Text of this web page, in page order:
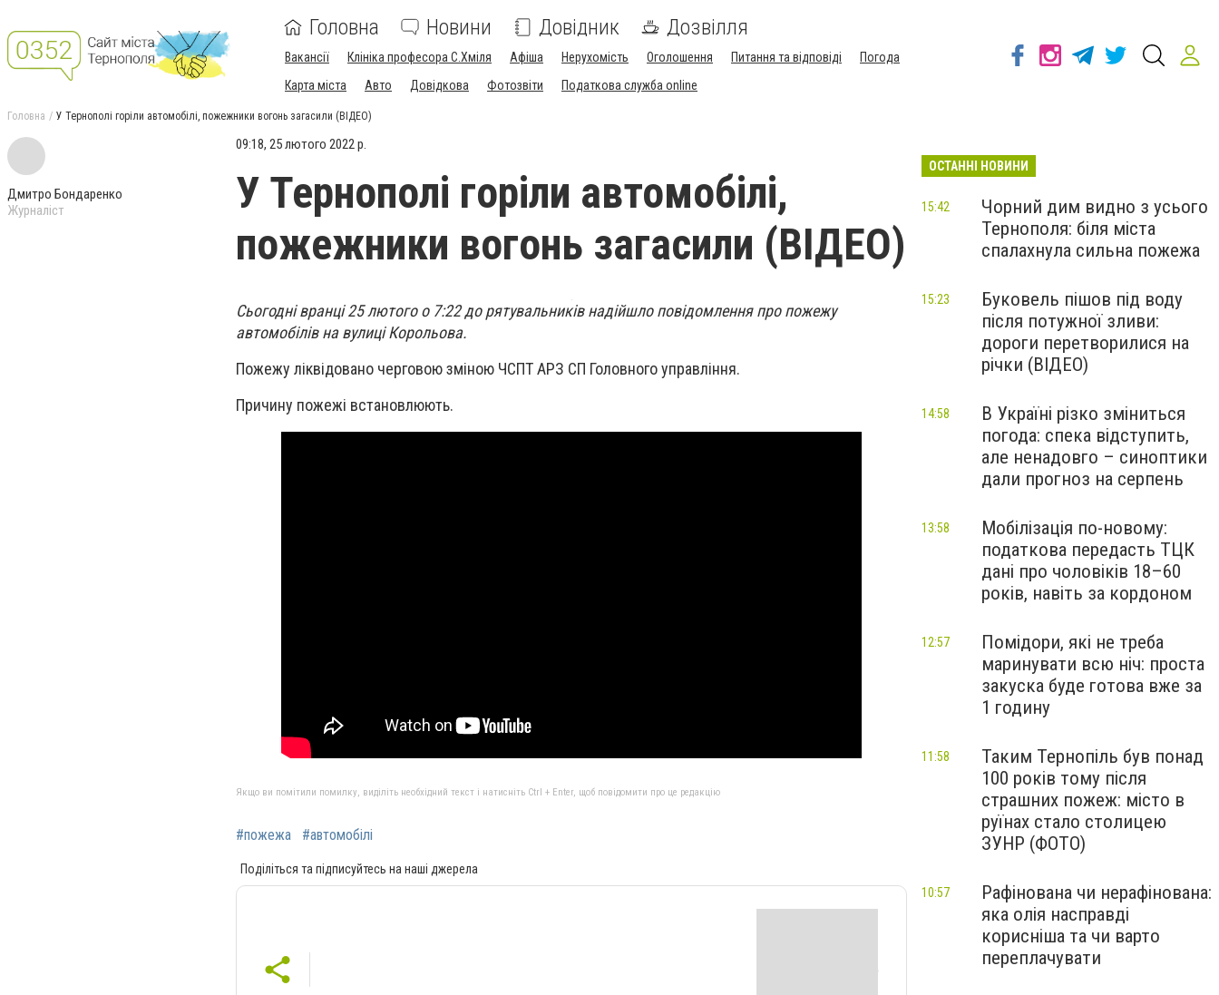
Головна Новини Довідник Дозвілля
Вакансії Клініка професора С.Хміля Афіша Нерухомість Оголошення Питання та відповіді
Погода
Карта міста
Авто Довідкова Фотозвіти Податкова служба online
Головна У Тернополі горіли автомобілі, пожежники вогонь загасили (ВІДЕО)
Дмитро Бондаренко
Журналіст
09:18, 25 лютого 2022 р.
У Тернополі горіли автомобілі,
пожежники вогонь загасили (ВІДЕО)
Сьогодні вранці 25 лютого о 7:22 до рятувальників надійшло повідомлення про пожежу
автомобілів на вулиці Корольова.
Пожежу ліквідовано черговою зміною ЧСПТ АРЗ СП Головного управління.
Причину пожежі встановлюють.
Якщо ви помітили помилку, виділіть необхідний текст і натисніть Ctrl + Enter, щоб повідомити про це редакцію
#пожежа #автомобілі
Поділіться та підписуйтесь на наші джерела
ОСТАННІ НОВИНИ
Чорний дим видно з усього
Тернополя: біля міста
спалахнула сильна пожежа
15:42
Буковель пішов під воду
після потужної зливи:
дороги перетворилися на
річки (ВІДЕО)
15:23
В Україні різко зміниться
погода: спека відступить,
але ненадовго – синоптики
дали прогноз на серпень
14:58
Мобілізація по-новому:
податкова передасть ТЦК
дані про чоловіків 18–60
років, навіть за кордоном
13:58
Помідори, які не треба
маринувати всю ніч: проста
закуска буде готова вже за
1 годину
12:57
Таким Тернопіль був понад
100 років тому після
страшних пожеж: місто в
руїнах стало столицею
ЗУНР (ФОТО)
11:58
Рафінована чи нерафінована:
яка олія насправді
корисніша та чи варто
переплачувати
10:57